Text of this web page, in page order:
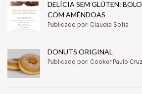
DELÍCIA SEM GLÚTEN:
COM AMÊNDOAS
Publicado por: Claudia Sofia
DONUTS ORIGINAL
Publicado por: Cooker Paulo Cruz